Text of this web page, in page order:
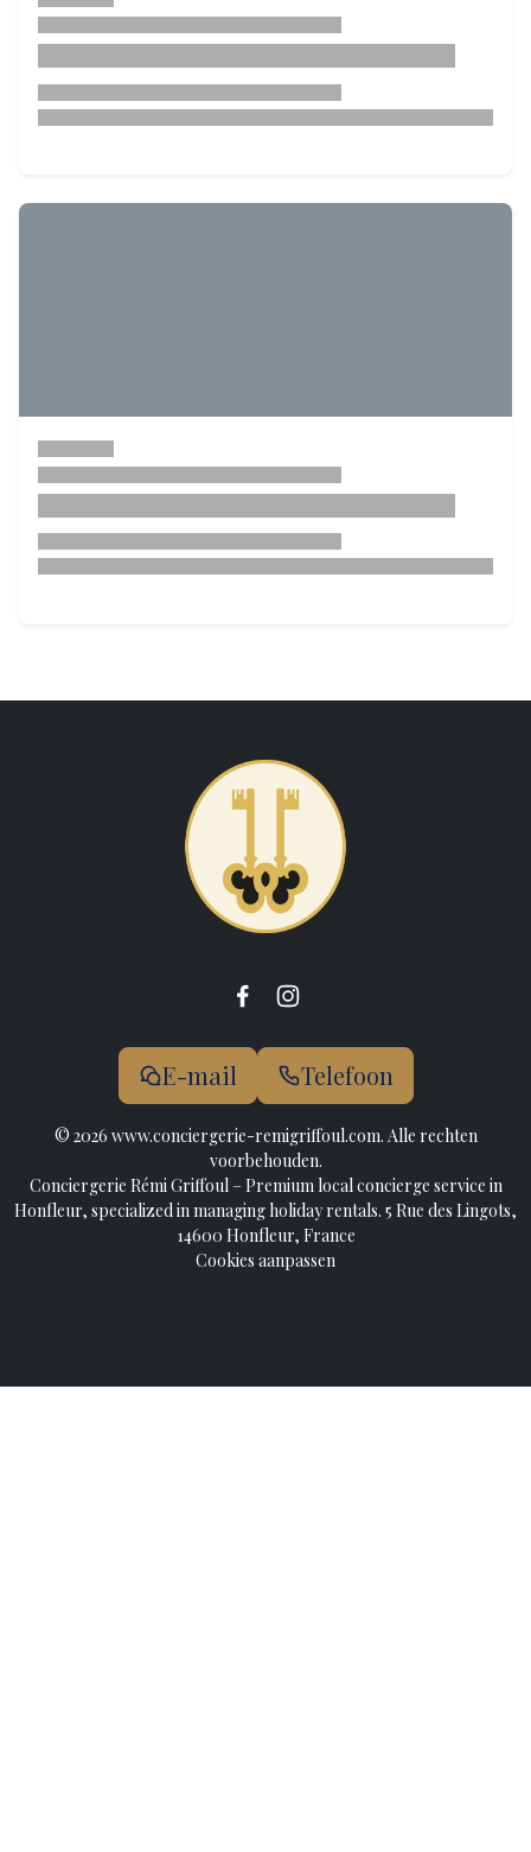
E-mail Telefoon
© 2026 www.conciergerie-remigriffoul.com. Alle rechten
voorbehouden.
Conciergerie Rémi Griffoul – Premium local concierge service in
Honfleur, specialized in managing holiday rentals. 5 Rue des Lingots,
14600 Honfleur, France
Cookies aanpassen